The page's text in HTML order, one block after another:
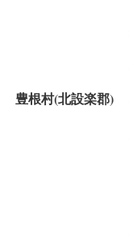
豊根村(北設楽郡)